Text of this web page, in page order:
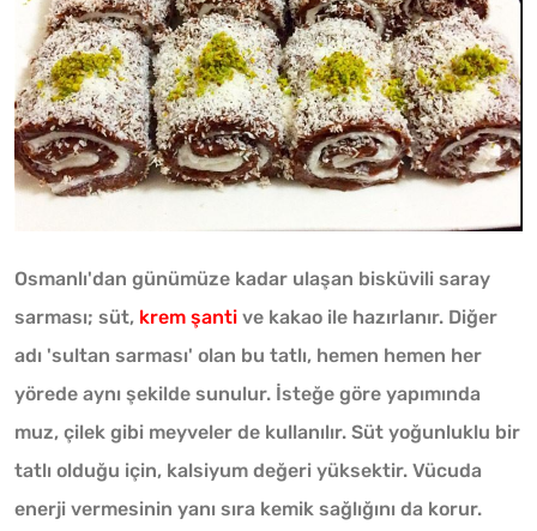
Osmanlı'dan günümüze kadar ulaşan bisküvili saray
sarması; süt, krem şanti ve kakao ile hazırlanır. Diğer
adı 'sultan sarması' olan bu tatlı, hemen hemen her
yörede aynı şekilde sunulur. İsteğe göre yapımında
muz, çilek gibi meyveler de kullanılır. Süt yoğunluklu bir
tatlı olduğu için, kalsiyum değeri yüksektir. Vücuda
enerji vermesinin yanı sıra kemik sağlığını da korur.